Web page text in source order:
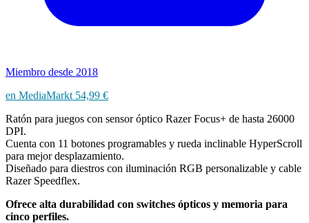
Miembro desde 2018
en MediaMarkt 54,99 €
Ratón para juegos con sensor óptico Razer Focus+ de hasta 26000
DPI.
Cuenta con 11 botones programables y rueda inclinable HyperScroll
para mejor desplazamiento.
Diseñado para diestros con iluminación RGB personalizable y cable
Razer Speedflex.
Ofrece alta durabilidad con switches ópticos y memoria para
cinco perfiles.